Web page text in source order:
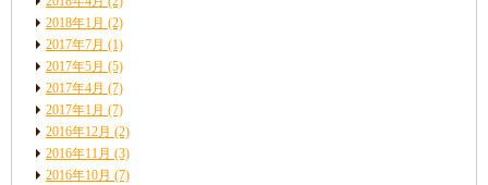
2018年1月 (2)
2017年7月 (1)
2017年5月 (5)
2017年4月 (7)
2017年1月 (7)
2016年12月 (2)
2016年11月 (3)
2016年10月 (7)